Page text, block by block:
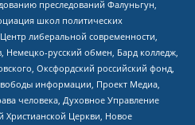
преследований Фалуньгун,
школ политических
либеральной современности,
русский обмен, Бард колледж,
Оксфордский российский фонд,
информации, Проект Медиа,
человека, Духовное Управление
Христианской Церкви, Новое